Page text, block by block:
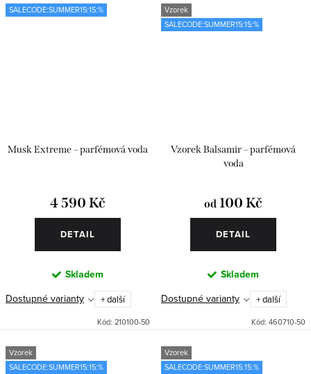
SALECODE:SUMMER15:15:%
Musk Extreme – parfémová voda
4 590 Kč
DETAIL
Skladem
Dostupné varianty
+ další
Kód: 210100-50
Vzorek
SALECODE:SUMMER15:15:%
Vzorek Balsamir – parfémová
voda
od 100 Kč
DETAIL
Skladem
Dostupné varianty
+ další
Kód: 460710-50
Vzorek
SALECODE:SUMMER15:15:%
Vzorek
SALECODE:SUMMER15:15:%